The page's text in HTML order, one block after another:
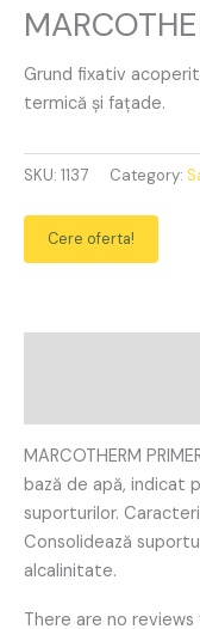
Grund fixativ
termică și fațade.
SKU: 1137 Category:
Cere oferta!
MARCOTHERM
bază de apă, indicat
suporturilor.
Consolidează
alcalinitate.
There are no reviews